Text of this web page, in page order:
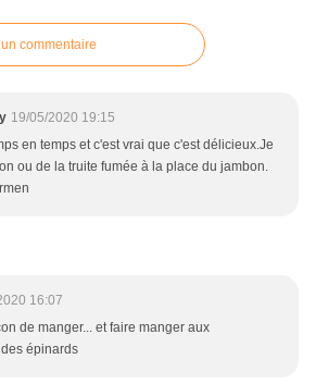
commentaire
19/05/2020 19:15
en temps et c'est vrai que c'est délicieux.Je
ou de la truite fumée à la place du jambon.
16:07
de manger... et faire manger aux
épinards